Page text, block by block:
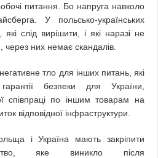
питання. Бо напруга навколо
У польсько-українських
слід вирішити, і які наразі не
через них немає скандалів.
тло для інших питань, які
безпеки для України,
співпраці по іншим товарам на
відповідної інфраструктури.
і Україна мають закріпити
яке виникло після